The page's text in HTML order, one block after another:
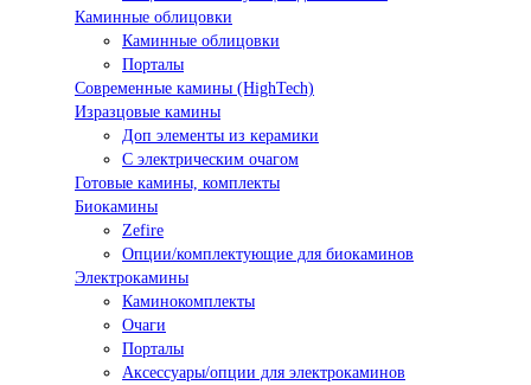
Каминные облицовки
Каминные облицовки
Порталы
Современные камины (HighTech)
Изразцовые камины
Доп элементы из керамики
С электрическим очагом
Готовые камины, комплекты
Биокамины
Zefire
Опции/комплектующие для биокаминов
Электрокамины
Каминокомплекты
Очаги
Порталы
Аксессуары/опции для электрокаминов